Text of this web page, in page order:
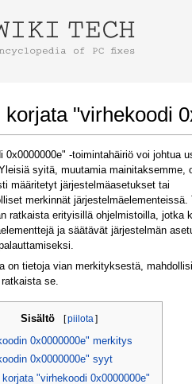
korjata "virhekoodi
0x0000000e" -toimintahäiriö voi johtua
syitä, muutamia mainitaksemme,
määritetyt järjestelmäasetukset tai
merkinnät järjestelmäelementeissä.
ratkaista erityisillä ohjelmistoilla, jotka
ja säätävät järjestelmän
on tietoja vian merkityksestä,
se.
Sisältö [piilota ]
0x0000000e" merkitys
0x0000000e" syyt
korjata "virhekoodi 0x0000000e"
using
download is complete, click on the
downloaded file link